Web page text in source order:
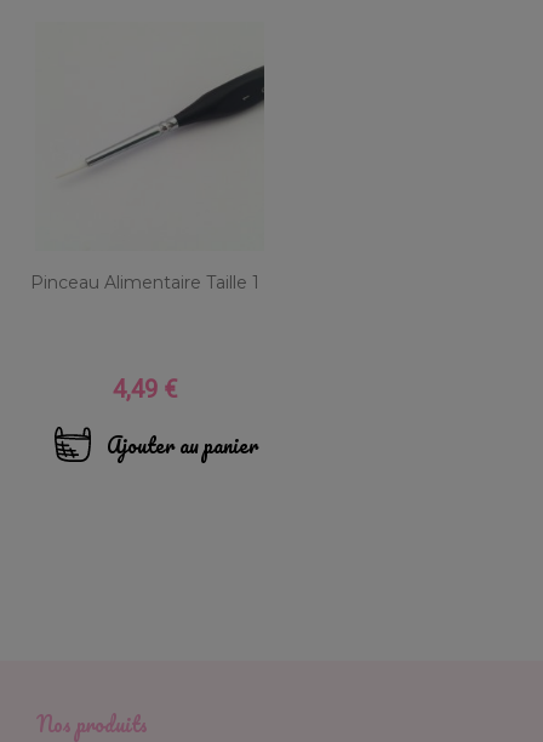
Pinceau Alimentaire Taille 1
Prix
4,49 €
Ajouter au panier
Nos produits